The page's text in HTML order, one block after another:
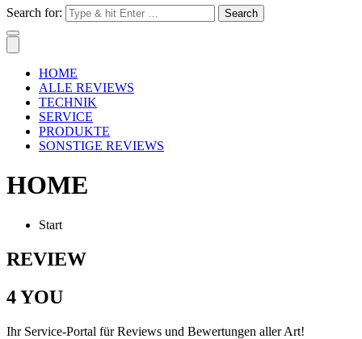
Search for:
HOME
ALLE REVIEWS
TECHNIK
SERVICE
PRODUKTE
SONSTIGE REVIEWS
HOME
Start
REVIEW
4 YOU
Ihr Service-Portal für Reviews und Bewertungen aller Art!